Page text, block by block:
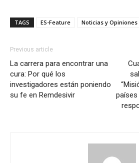
TAGS ES-Feature Noticias y Opiniones
Previous article
La carrera para encontrar una
cura: Por qué los
investigadores están poniendo
su fe en Remdesivir